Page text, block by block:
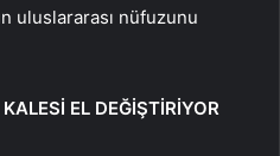
uluslararası nüfuzunu
EL DEĞİŞTİRİYOR